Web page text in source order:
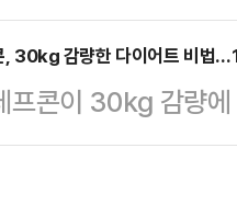
되…류까지 되면서 압
박감에 시작된 공
게는 8알 먹는다.
하…
를 기반으로 거침
갖는다. 다시 한 번
의 건강 비결에 대해
7일 트럼프가 저
30kg 감량한 다이어트 비법
프콘이 30kg 감량
필 사진 반응이 뜨